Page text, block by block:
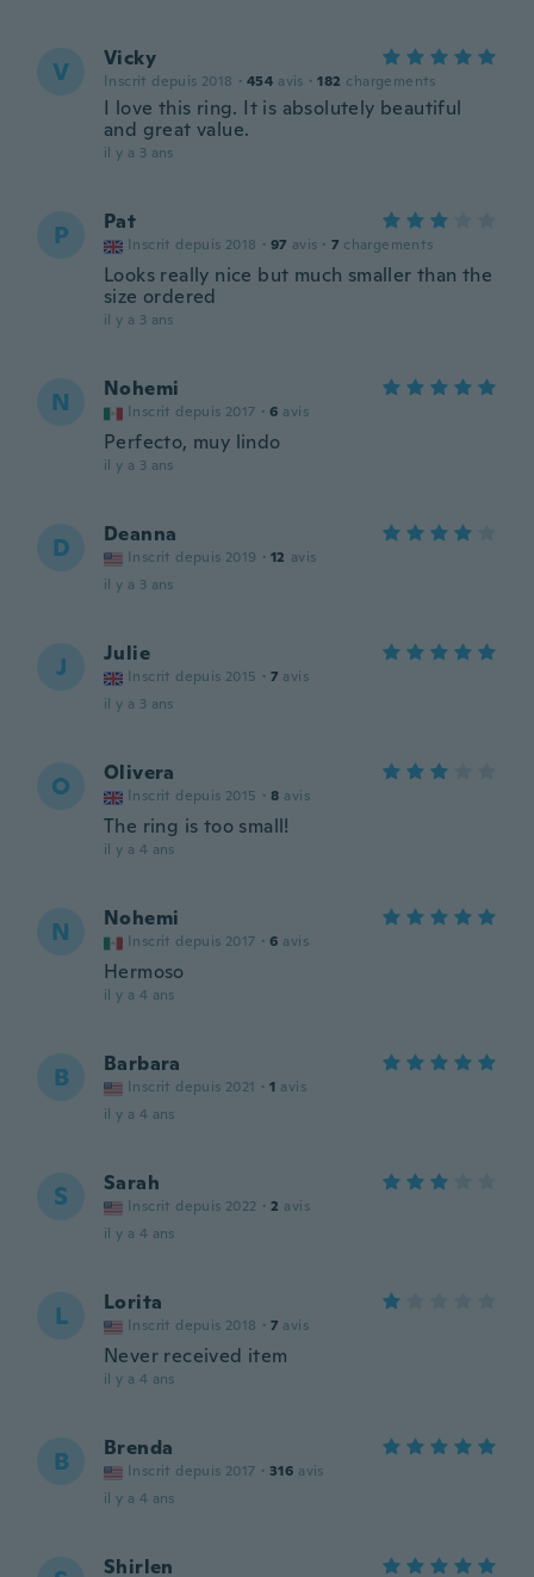
V Vicky
Inscrit depuis 2018 · 454 avis · 182 chargements
I love this ring. It is absolutely beautiful
and great value.
il y a 3 ans
P Pat
Inscrit depuis 2018 · 97 avis · 7 chargements
Looks really nice but much smaller than the
size ordered
il y a 3 ans
N Nohemi
Inscrit depuis 2017 · 6 avis
Perfecto, muy lindo
il y a 3 ans
D Deanna
Inscrit depuis 2019 · 12 avis
il y a 3 ans
J Julie
Inscrit depuis 2015 · 7 avis
il y a 3 ans
O Olivera
Inscrit depuis 2015 · 8 avis
The ring is too small!
il y a 4 ans
N Nohemi
Inscrit depuis 2017 · 6 avis
Hermoso
il y a 4 ans
B Barbara
Inscrit depuis 2021 · 1 avis
il y a 4 ans
S Sarah
Inscrit depuis 2022 · 2 avis
il y a 4 ans
L Lorita
Inscrit depuis 2018 · 7 avis
Never received item
il y a 4 ans
B Brenda
Inscrit depuis 2017 · 316 avis
il y a 4 ans
Shirlen